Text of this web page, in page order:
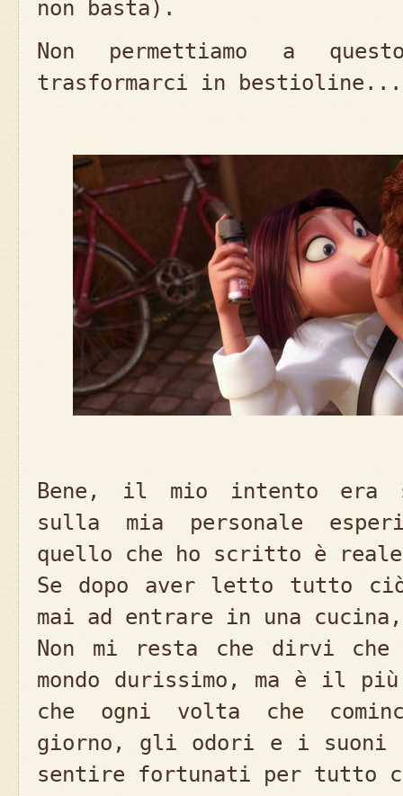
non basta).
Non permettiamo a
trasformarci in bestioline...
Bene, il mio intento era
sulla mia personale
quello che ho scritto è
Se dopo aver letto tutto
mai ad entrare in una
Non mi resta che dirvi
mondo durissimo, ma è il
che ogni volta che
giorno, gli odori e i suoni
sentire fortunati per tutto